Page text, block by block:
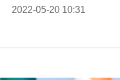
2022-05-20 10:31